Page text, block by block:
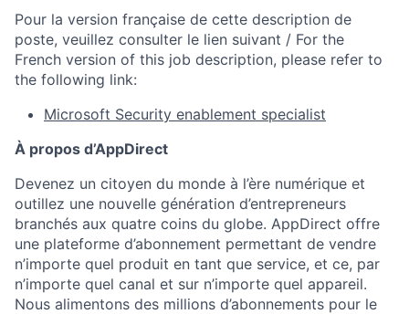
Pour la version française de cette description de
poste, veuillez consulter le lien suivant / For the
French version of this job description, please refer to
the following link:
Microsoft Security enablement specialist
À propos d’AppDirect
Devenez un citoyen du monde à l’ère numérique et
outillez une nouvelle génération d’entrepreneurs
branchés aux quatre coins du globe. AppDirect offre
une plateforme d’abonnement permettant de vendre
n’importe quel produit en tant que service, et ce, par
n’importe quel canal et sur n’importe quel appareil.
Nous alimentons des millions d’abonnements pour le